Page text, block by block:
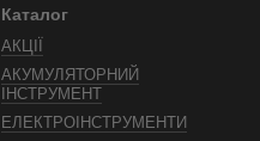
Каталог
АКЦІЇ
АКУМУЛЯТОРНИЙ
ІНСТРУМЕНТ
ЕЛЕКТРОІНСТРУМЕНТИ